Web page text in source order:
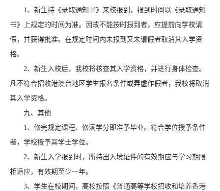
1、新生持《录取通知书》来校报到，报到时间以《录取通知
书》上规定的时间为准。因故不能按时报到者，应提前向学校请
假，并获得批准。在规定时间内未报到又未请假者取消其入学资
格。
2、新生入校后，我校将核查其入学资格，并进行身体检查。
凡不符合招收港澳台地区学生报名条件或弄虚作假者，我校将取消
其入学资格。
九、其他
1、修完规定课程、修满学分即准予毕业。符合学位授予条件
者，学校授予其学士学位。
2、新生入学报到时，所持出入境证件的有效期应与学习期限
相适应，有效期至少一年。
3、学生在校期间，高校按照《普通高等学校招收和培养香港